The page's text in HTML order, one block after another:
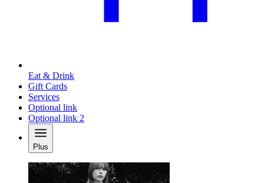
Eat & Drink
Gift Cards
Services
Optional link
Optional link 2
Plus